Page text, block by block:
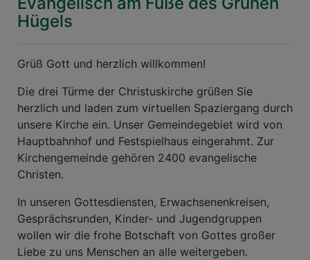
Hügels
Grüß Gott und herzlich willkommen!
Die drei Türme der Christuskirche grüßen Sie
herzlich und laden zum virtuellen Spaziergang durch
unsere Kirche ein. Unser Gemeindegebiet wird von
Hauptbahnhof und Festspielhaus eingerahmt. Zur
Kirchengemeinde gehören 2400 evangelische
Christen.
In unseren Gottesdiensten, Erwachsenenkreisen,
Gesprächsrunden, Kinder- und Jugendgruppen
wollen wir die frohe Botschaft von Gottes großer
Liebe zu uns Menschen an alle weitergeben.